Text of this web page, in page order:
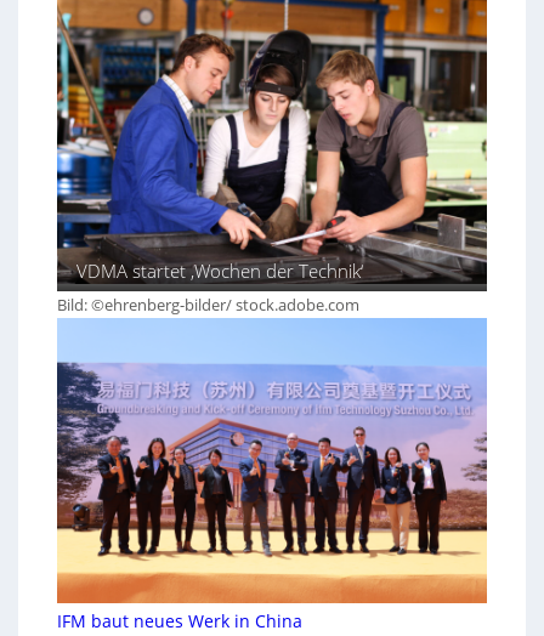
VDMA startet ‚Wochen der Technik‘
Bild: ©ehrenberg-bilder/ stock.adobe.com
IFM baut neues Werk in China